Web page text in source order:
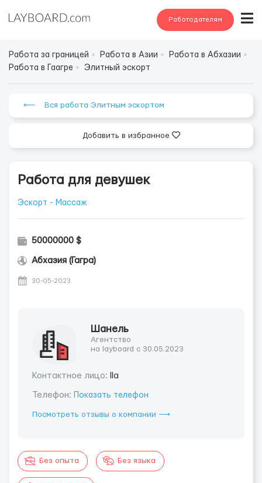
Работодателям
Работа за границей Работа в Азии
Работа в Абхазии
Работа в Гаагре
Элитный эскорт
⟵ Вся работа Элитным эскортом
Добавить в избранное
Работа для девушек
Эскорт - Массаж
50000000 $
Абхазия (Гагра)
30-05-2023
Шанель
Агентство
на layboard с 30.05.2023
Контактное лицо: Ila
Телефон: Показать телефон
Посмотреть отзывы о компании ⟶
Без опыта Без языка